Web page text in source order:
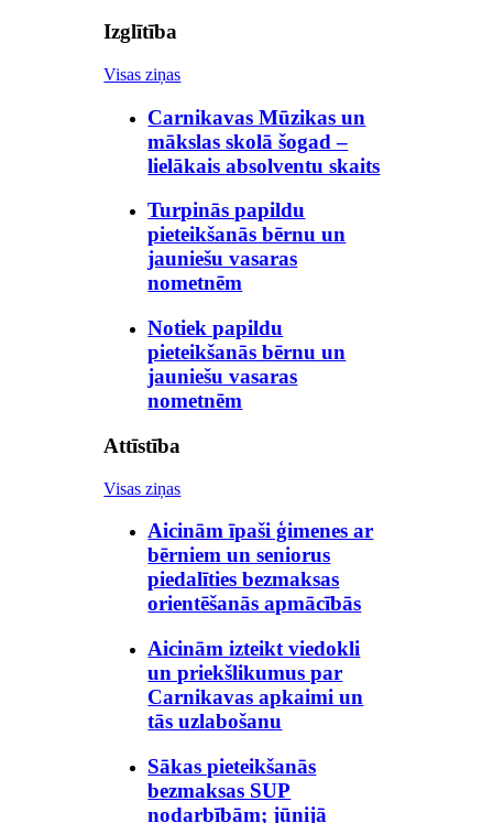
Izglītība
Visas ziņas
Carnikavas Mūzikas un
mākslas skolā šogad –
lielākais absolventu skaits
Turpinās papildu
pieteikšanās bērnu un
jauniešu vasaras
nometnēm
Notiek papildu
pieteikšanās bērnu un
jauniešu vasaras
nometnēm
Attīstība
Visas ziņas
Aicinām īpaši ģimenes ar
bērniem un seniorus
piedalīties bezmaksas
orientēšanās apmācībās
Aicinām izteikt viedokli
un priekšlikumus par
Carnikavas apkaimi un
tās uzlabošanu
Sākas pieteikšanās
bezmaksas SUP
nodarbībām; jūnijā